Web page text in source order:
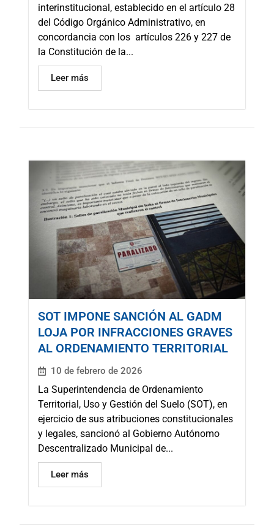
interinstitucional, establecido en el artículo 28
del Código Orgánico Administrativo, en
concordancia con los artículos 226 y 227 de
la Constitución de la...
Leer más
SOT IMPONE SANCIÓN AL GADM
LOJA POR INFRACCIONES GRAVES
AL ORDENAMIENTO TERRITORIAL
10 de febrero de 2026
La Superintendencia de Ordenamiento
Territorial, Uso y Gestión del Suelo (SOT), en
ejercicio de sus atribuciones constitucionales
y legales, sancionó al Gobierno Autónomo
Descentralizado Municipal de...
Leer más